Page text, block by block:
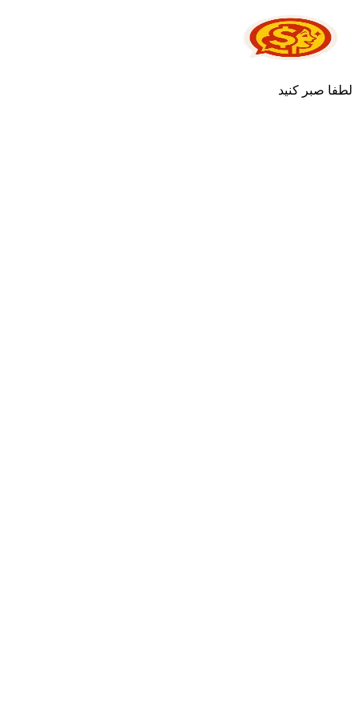
لطفا صبر کنید